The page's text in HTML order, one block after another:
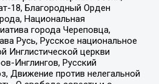
18, Благородный Орден
Национальная
города Череповца,
Русь, Русское национальное
Инглистической церкви
Инглингов, Русский
Движение против нелегальной